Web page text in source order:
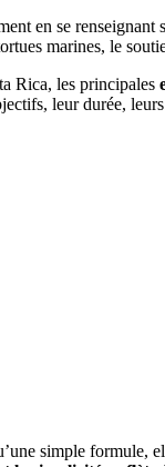
en se
marines, le
Rica, les principales
leur durée,
simple